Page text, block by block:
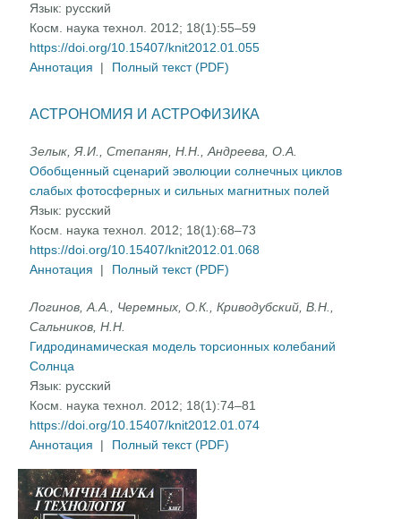
Язык: русский
Косм. наука технол. 2012; 18(1):55–59
https://doi.org/10.15407/knit2012.01.055
Аннотация
| Полный текст (PDF)
АСТРОНОМИЯ И АСТРОФИЗИКА
Зелык, Я.И., Степанян, Н.Н., Андреева, О.А.
Обобщенный сценарий эволюции солнечных циклов
слабых фотосферных и сильных магнитных полей
Язык: русский
Косм. наука технол. 2012; 18(1):68–73
https://doi.org/10.15407/knit2012.01.068
Аннотация
| Полный текст (PDF)
Логинов, А.А., Черемных, О.К., Криводубский, В.Н.,
Сальников, Н.Н.
Гидродинамическая модель торсионных колебаний
Солнца
Язык: русский
Косм. наука технол. 2012; 18(1):74–81
https://doi.org/10.15407/knit2012.01.074
Аннотация
| Полный текст (PDF)